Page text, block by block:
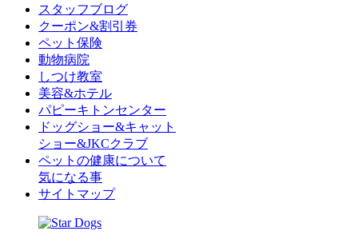
スタッフブログ
クーポン&割引券
ペット保険
動物病院
しつけ教室
美容&ホテル
パピーキトンセンター
ドッグショー&キャット
ショー&JKCクラブ
ペットの健康について
気になる事
サイトマップ